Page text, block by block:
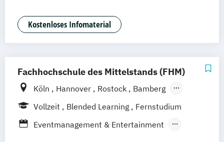
Medien- und Kommunikationsmanagement
Kostenloses Infomaterial
Fachhochschule des Mittelstands (FHM)
Köln Hannover Rostock
Bamberg
Bielefeld
Berlin Düren
Frechen
Vollzeit Blended Learning
Fernstudium
Eventmanagement & Entertainment